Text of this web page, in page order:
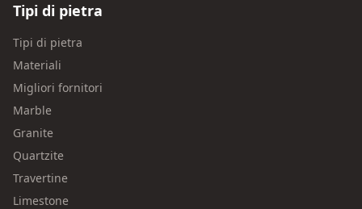
Tipi di pietra
Tipi di pietra
Materiali
Migliori fornitori
Marble
Granite
Quartzite
Travertine
Limestone